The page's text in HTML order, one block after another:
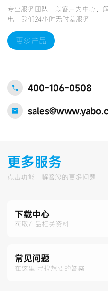
专业服务团队，以客户为中心，
电，我们24小时无时差服务
更多产品
400-106-0508
更多服务
点击功能，解答您的更多问题
下载中心
获取产品相关资料
常见问题
在这里 寻找想要的答案